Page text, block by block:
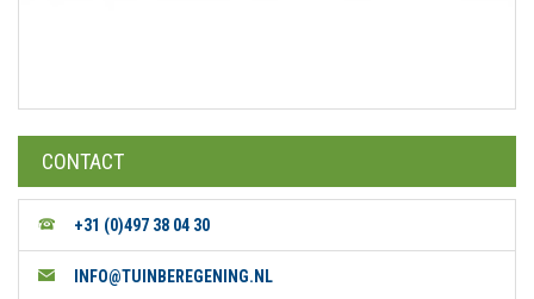
CONTACT
+31 (0)497 38 04 30
INFO@TUINBEREGENING.NL